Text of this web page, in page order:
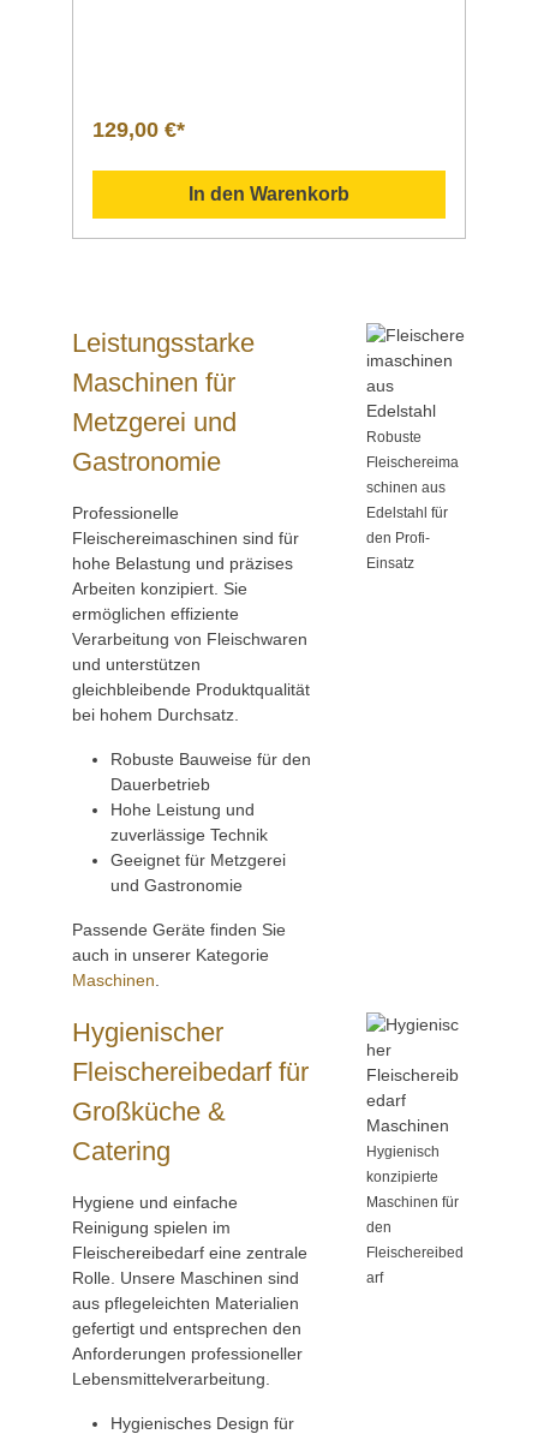
Daten Einsatzgebiet Verwendung Sollten Sie
können Sie uns gern per Mail unter
info@gastro-gross.com oder per Telefon unter
129,00 €*
In den Warenkorb
Leistungsstarke
Maschinen für
Metzgerei und
Gastronomie
Professionelle
Fleischereimaschinen sind für
hohe Belastung und präzises
Arbeiten konzipiert. Sie
ermöglichen effiziente
Verarbeitung von Fleischwaren
und unterstützen
gleichbleibende Produktqualität
bei hohem Durchsatz.
Robuste Bauweise für den
Dauerbetrieb
Hohe Leistung und
zuverlässige Technik
Geeignet für Metzgerei
und Gastronomie
Passende Geräte finden Sie
auch in unserer Kategorie
Maschinen
Robuste
Fleischereima
schinen aus
Edelstahl für
den Profi-
Einsatz
Hygienischer
Fleischereibedarf für
Großküche &
Catering
Hygiene und einfache
Reinigung spielen im
Fleischereibedarf eine zentrale
Rolle. Unsere Maschinen sind
aus pflegeleichten Materialien
gefertigt und entsprechen den
Anforderungen professioneller
Lebensmittelverarbeitung.
Hygienisches Design für
Hygienisch
konzipierte
Maschinen für
den
Fleischereibed
arf